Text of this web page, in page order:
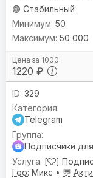
🟢 Стабильный
1220 ₽
50
50 000
329
Telegram
Подписчики
[
]
Гео: Микс • 💬